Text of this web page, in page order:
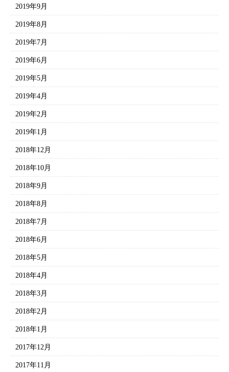
2019年9月
2019年8月
2019年7月
2019年6月
2019年5月
2019年4月
2019年2月
2019年1月
2018年12月
2018年10月
2018年9月
2018年8月
2018年7月
2018年6月
2018年5月
2018年4月
2018年3月
2018年2月
2018年1月
2017年12月
2017年11月